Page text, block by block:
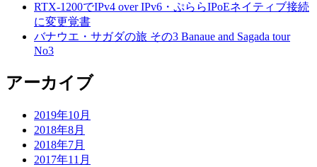
RTX-1200でIPv4 over IPv6・ぷららIPoEネイティブ接続
に変更覚書
バナウエ・サガダの旅 その3 Banaue and Sagada tour
No3
アーカイブ
2019年10月
2018年8月
2018年7月
2017年11月